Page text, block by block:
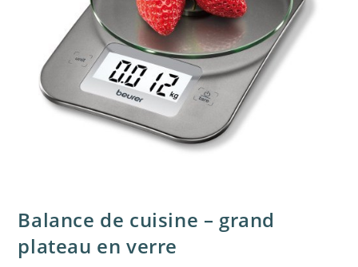
Balance de cuisine – grand
plateau en verre